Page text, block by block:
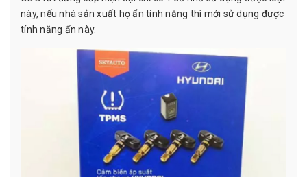
này, nếu nhà sản xuất họ ẩn tính năng thì mới sử dụng được
tính năng ẩn này.